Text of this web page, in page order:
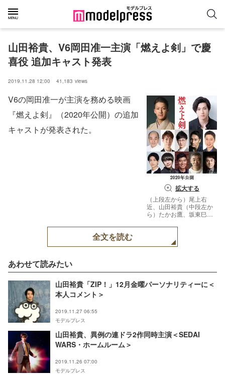
山田裕貴、V6岡田准一主演「燃えよ剣」で慶
喜役 追加キャスト発表
2019.11.28 12:00 41,183 views
拡大する
（上段左から）尾上右
近、山田裕貴（中段左か
ら）たかお鷹、坂東巳之
金田哲（下段左から）松
政宏、柄本明、市村正親
V6の岡田准一が主演を務める映画
『燃えよ剣』（2020年公開）の追加
キャストが発表された。
全文を読む
あわせて読みたい
山田裕貴「ZIP！」12月金曜パーソナリティーに＜
本人コメント＞
2019.11.27 06:55
モデルプレス
山田裕貴、異例の連ドラ2作同時主演＜SEDAI
WARS・ホームルーム＞
2019.11.26 07:00
モデルプレス